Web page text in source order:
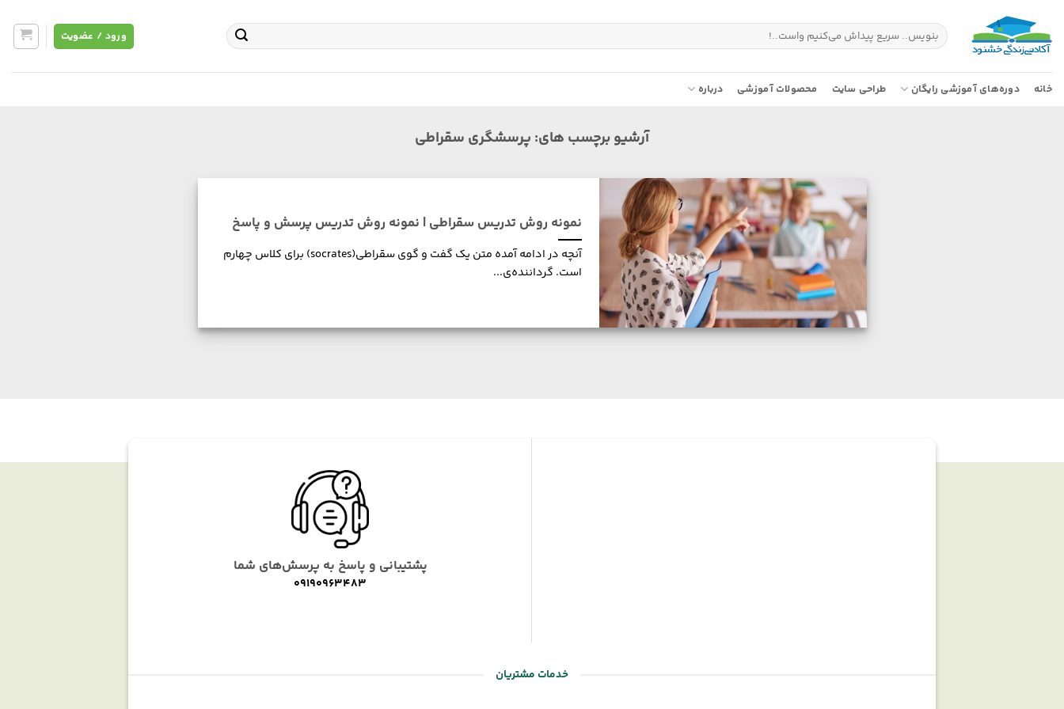
content
جستجو
برای:
ورود / عضویت
خانه دوره‌های آموزشی رایگان طراحی سایت محصولات آموزشی درباره
آرشیو برچسب های: پرسشگری سقراطی
نمونه روش تدریس سقراطی | نمونه روش تدریس پرسش و پاسخ
آنچه در ادامه آمده متن یک گفت و گوی سقراطی(socrates) برای کلاس چهارم
است. گرداننده‌ی...
پشتیبانی و پاسخ به پرسش‌های شما
09190963483
خدمات مشتریان